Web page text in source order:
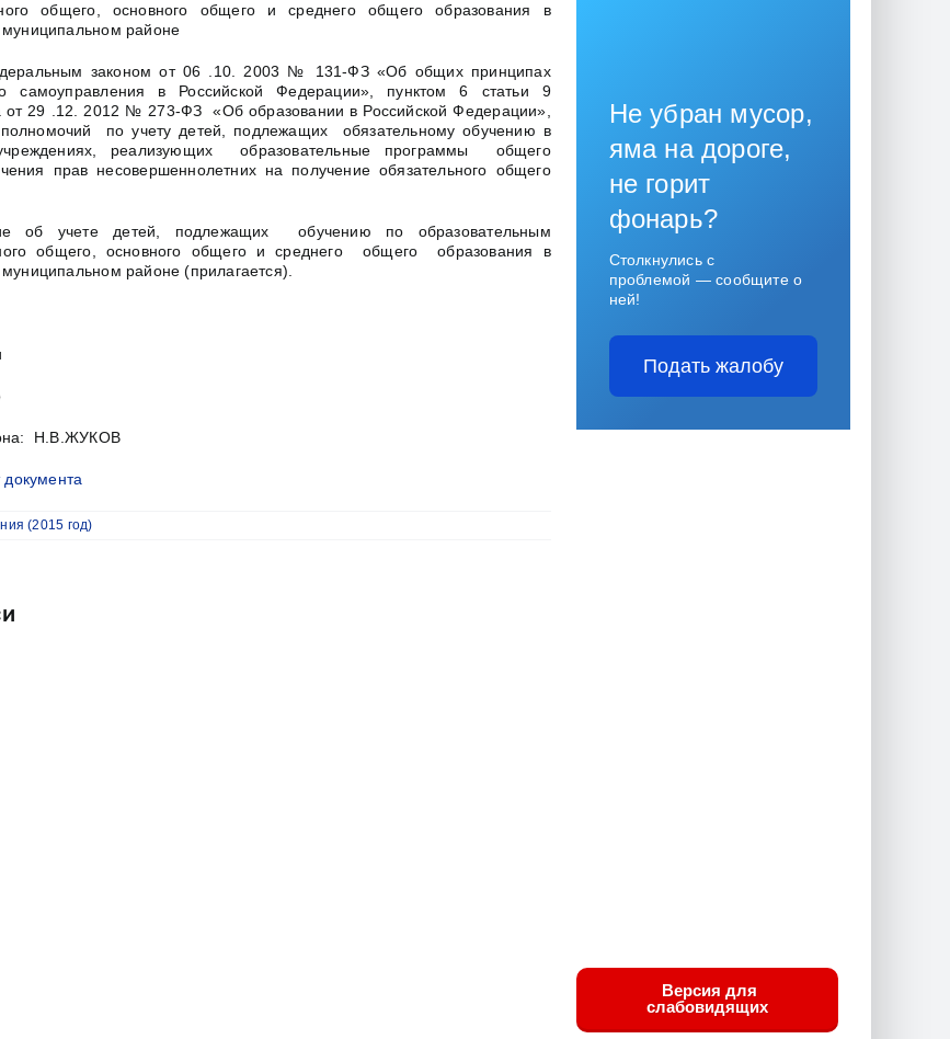
общего, основного общего и среднего общего образования в
районе
законом от 06 .10. 2003 № 131-ФЗ «Об общих принципах
самоуправления в Российской Федерации», пунктом 6 статьи 9
от 29 .12. 2012 № 273-ФЗ «Об образовании в Российской Федерации»,
по учету детей, подлежащих обязательному обучению в
реализующих образовательные программы общего
прав несовершеннолетних на получение обязательного общего
об учете детей, подлежащих обучению по образовательным
общего, основного общего и среднего общего образования в
районе (прилагается).
Н.В.ЖУКОВ
документа
(2015 год)
Не убран мусор,
яма на дороге,
не горит
фонарь?
Столкнулись с
проблемой — сообщите о
ней!
Подать жалобу
Версия для
слабовидящих